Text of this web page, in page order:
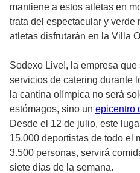
mantiene a estos atletas en
trata del espectacular y verde
atletas disfrutarán en la Villa
Sodexo Live!, la empresa
servicios de catering durante
la cantina olímpica no será
estómagos, sino un epicentro
Desde el 12 de julio, este
15.000 deportistas de todo el
3.500 personas, servirá
siete días de la semana.